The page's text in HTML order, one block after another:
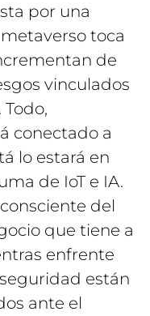
por una
toca
de
vinculados
conectado a
lo estará en
de IoT e IA.
del
que tiene a
enfrente
están
ante el